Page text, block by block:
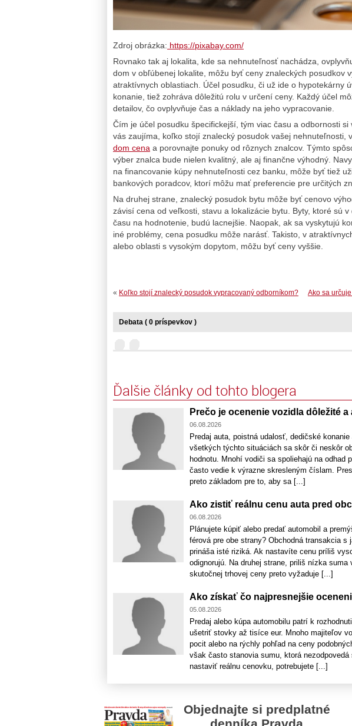
Zdroj obrázka: https://pixabay.com/
Rovnako tak aj lokalita, kde sa nehnuteľnosť nachádza,
dom v obľúbenej lokalite, môžu byť ceny znaleckých posudkov
atraktívnych oblastiach. Účel posudku, či už ide o hypotekárny
konanie, tiež zohráva dôležitú rolu v určení ceny. Každý účel
detailov, čo ovplyvňuje čas a náklady na jeho vypracovanie.
Čím je účel posudku špecifickejší, tým viac času a odbornosti
vás zaujíma, koľko stojí znalecký posudok vašej nehnuteľnosti,
dom cena a porovnajte ponuky od rôznych znalcov. Týmto
výber znalca bude nielen kvalitný, ale aj finančne výhodný.
na financovanie kúpy nehnuteľnosti cez banku, môže byť tiež
bankových poradcov, ktorí môžu mať preferencie pre určitých
Na druhej strane, znalecký posudok bytu môže byť cenovo
závisí cena od veľkosti, stavu a lokalizácie bytu. Byty, ktoré sú
času na hodnotenie, budú lacnejšie. Naopak, ak sa vyskytujú
iné problémy, cena posudku môže narásť. Takisto, v
alebo oblasti s vysokým dopytom, môžu byť ceny vyššie.
Ako sa
« Koľko stojí znalecký posudok vypracovaný odborníkom?
Debata ( 0 príspevkov )
Ďalšie články od tohto blogera
Prečo je ocenenie vozidla dôležité
06.08.2026
Predaj auta, poistná udalosť, dedičské
všetkých týchto situáciách sa skôr či neskôr
hodnotu. Mnohí vodiči sa spoliehajú na odhad
často vedie k výrazne skresleným číslam.
preto základom pre to, aby sa [...]
Ako zistiť reálnu cenu auta pred
06.08.2026
Plánujete kúpiť alebo predať automobil a
férová pre obe strany? Obchodná transakcia
prináša isté riziká. Ak nastavíte cenu príliš
odignorujú. Na druhej strane, priliš nízka
skutočnej trhovej ceny preto vyžaduje [...]
Ako získať čo najpresnejšie
05.08.2026
Predaj alebo kúpa automobilu patrí k
ušetriť stovky až tisíce eur. Mnoho majiteľov
pocit alebo na rýchly pohľad na ceny
však často stanovia sumu, ktorá
nastaviť reálnu cenovku, potrebujete [...]
Objednajte si predplatné